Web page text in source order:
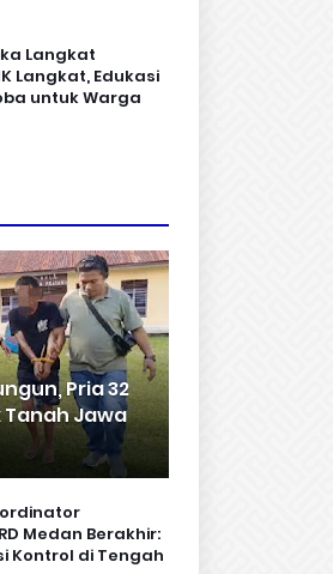
Langkat
Langkat, Edukasi
untuk Warga
Pria 32
Tanah Jawa
Medan Berakhir:
Kontrol di Tengah